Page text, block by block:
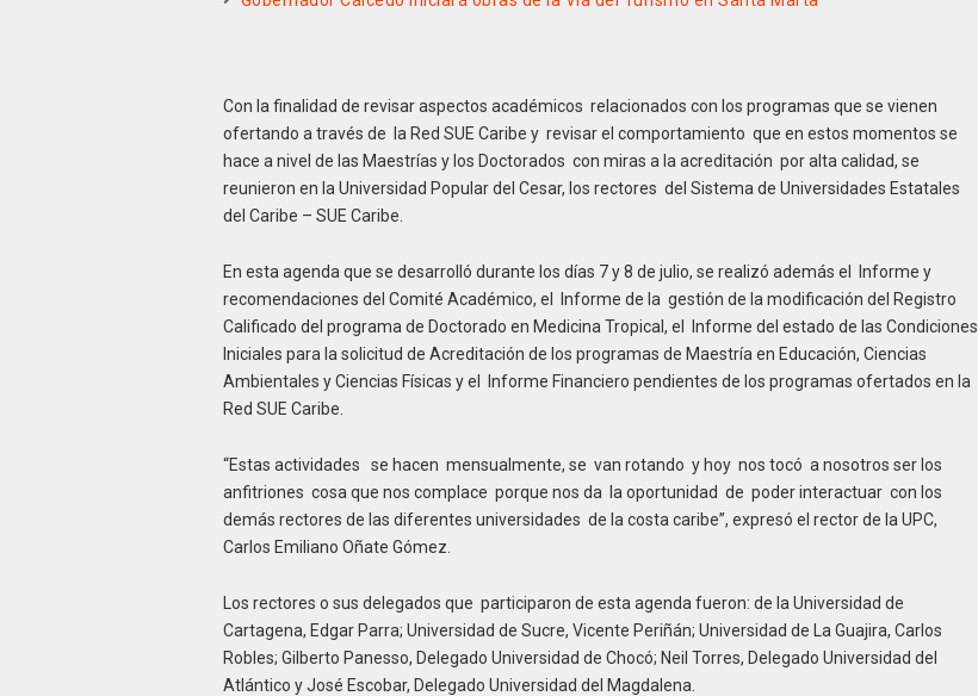
Con la finalidad de revisar aspectos académicos relacionados con los programas que se vienen
ofertando a través de la Red SUE Caribe y revisar el comportamiento que en estos momentos se
hace a nivel de las Maestrías y los Doctorados con miras a la acreditación por alta calidad, se
reunieron en la Universidad Popular del Cesar, los rectores del Sistema de Universidades Estatales
del Caribe – SUE Caribe.
En esta agenda que se desarrolló durante los días 7 y 8 de julio, se realizó además el Informe y
recomendaciones del Comité Académico, el Informe de la gestión de la modificación del Registro
Calificado del programa de Doctorado en Medicina Tropical, el Informe del estado de las Condiciones
Iniciales para la solicitud de Acreditación de los programas de Maestría en Educación, Ciencias
Ambientales y Ciencias Físicas y el Informe Financiero pendientes de los programas ofertados en la
Red SUE Caribe.
“Estas actividades se hacen mensualmente, se van rotando y hoy nos tocó a nosotros ser los
anfitriones cosa que nos complace porque nos da la oportunidad de poder interactuar con los
demás rectores de las diferentes universidades de la costa caribe”, expresó el rector de la UPC,
Carlos Emiliano Oñate Gómez.
Los rectores o sus delegados que participaron de esta agenda fueron: de la Universidad de
Cartagena, Edgar Parra; Universidad de Sucre, Vicente Periñán; Universidad de La Guajira, Carlos
Robles; Gilberto Panesso, Delegado Universidad de Chocó; Neil Torres, Delegado Universidad del
Atlántico y José Escobar, Delegado Universidad del Magdalena.